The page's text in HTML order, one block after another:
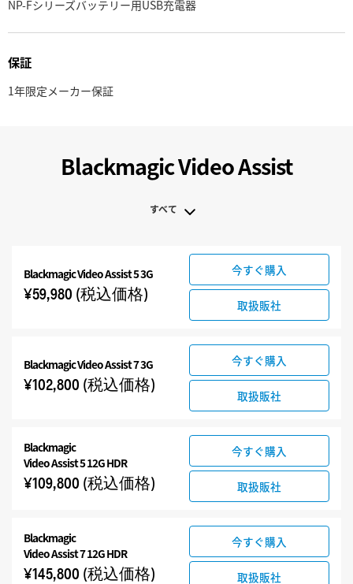
NP-Fシリーズバッテリー用USB充電器
保証
1年限定メーカー保証
Blackmagic Video Assist
すべて
Blackmagic Video Assist 3G
Blackmagic Video Assist 12G HDR
アクセサリ
BlackmagicVideo Assist 5 3G
¥59,980 (税込価格)
今すぐ購入
取扱販社
BlackmagicVideo Assist 7 3G
¥102,800 (税込価格)
今すぐ購入
取扱販社
Blackmagic
Video Assist 5 12G HDR
¥109,800 (税込価格)
今すぐ購入
取扱販社
Blackmagic
Video Assist 7 12G HDR
¥145,800 (税込価格)
今すぐ購入
取扱販社